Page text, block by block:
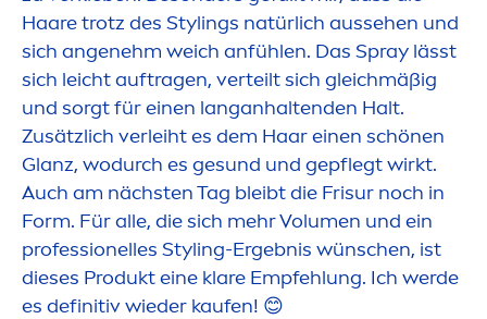
Haare trotz des Stylings natürlich aussehen und
sich angenehm weich anfühlen. Das Spray lässt
sich leicht auftragen, verteilt sich gleichmäßig
und sorgt für einen langanhaltenden Halt.
Zusätzlich verleiht es dem Haar einen schönen
Glanz, wodurch es gesund und gepflegt wirkt.
Auch am nächsten Tag bleibt die Frisur noch in
Form. Für alle, die sich mehr Volumen und ein
professionelles Styling-Ergebnis wünschen, ist
dieses Produkt eine klare Empfehlung. Ich werde
es definitiv wieder kaufen! 😊